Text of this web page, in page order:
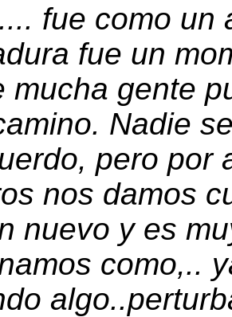
fue como
fue un
mucha gente
Nadie
pero por
nos damos
nuevo y es
como,..